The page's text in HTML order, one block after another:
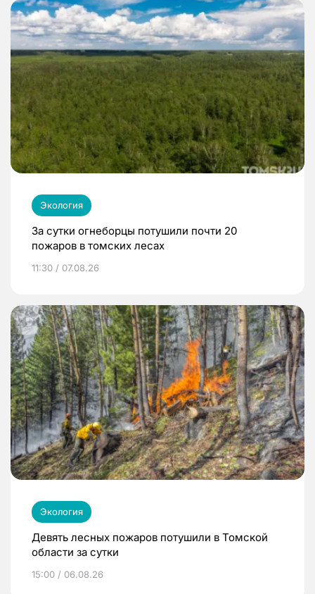
Экология
За сутки огнеборцы потушили почти 20
пожаров в томских лесах
11:30 / 07.08.26
Экология
Девять лесных пожаров потушили в Томской
области за сутки
15:00 / 06.08.26